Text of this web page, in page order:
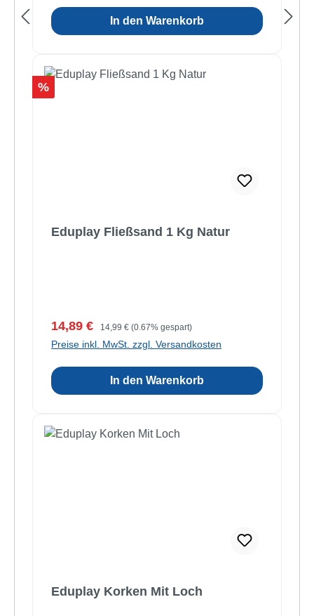
In den Warenkorb
Rabatt
%
Eduplay Fließsand 1 Kg Natur
Verkaufspreis:
14,89 € Regulärer Preis:
14,99 € (0.67% gespart)
Preise inkl. MwSt. zzgl. Versandkosten
In den Warenkorb
Eduplay Korken Mit Loch